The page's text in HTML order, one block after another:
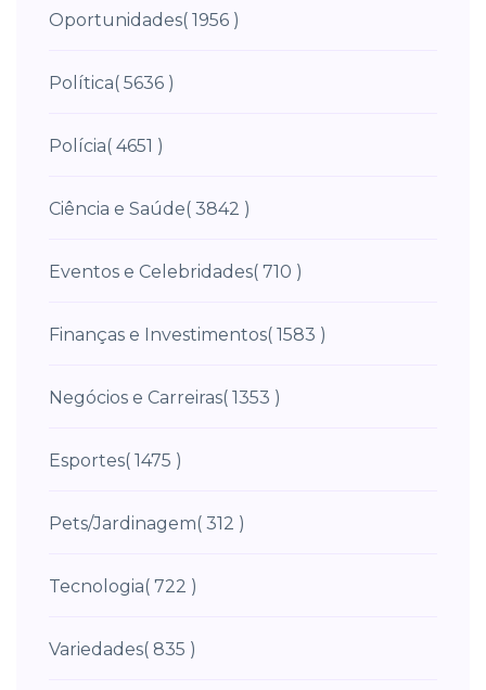
Oportunidades( 1956 )
Política( 5636 )
Polícia( 4651 )
Ciência e Saúde( 3842 )
Eventos e Celebridades( 710 )
Finanças e Investimentos( 1583 )
Negócios e Carreiras( 1353 )
Esportes( 1475 )
Pets/Jardinagem( 312 )
Tecnologia( 722 )
Variedades( 835 )